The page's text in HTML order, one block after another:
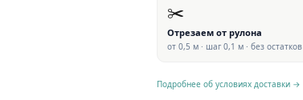
✂️
Отрезаем от рулона
от 0,5 м · шаг 0,1 м · без остатков
Подробнее об условиях доставки →